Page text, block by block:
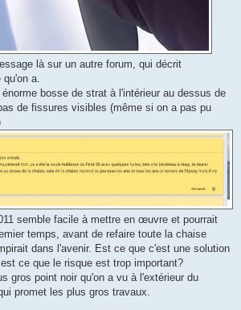
là sur un autre forum, qui décrit
qu'on a.
énorme bosse de strat à l'intérieur au dessus de
de fissures visibles (même si on a pas pu
semble facile à mettre en œuvre et pourrait
temps, avant de refaire toute la chaise
dans l'avenir. Est ce que c'est une solution
ce que le risque est trop important?
gros point noir qu'on a vu à l'extérieur du
promet les plus gros travaux.